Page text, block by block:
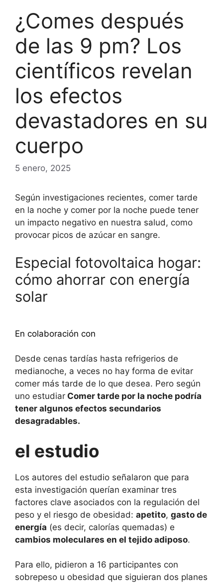
¿Comes después
de las 9 pm? Los
científicos revelan
los efectos
devastadores en su
cuerpo
5 enero, 2025
Según investigaciones recientes, comer tarde
en la noche y comer por la noche puede tener
un impacto negativo en nuestra salud, como
provocar picos de azúcar en sangre.
Especial fotovoltaica hogar:
cómo ahorrar con energía
solar
En colaboración con
Desde cenas tardías hasta refrigerios de
medianoche, a veces no hay forma de evitar
comer más tarde de lo que desea. Pero según
uno estudiar Comer tarde por la noche podría
tener algunos efectos secundarios
desagradables.
el estudio
Los autores del estudio señalaron que para
esta investigación querían examinar tres
factores clave asociados con la regulación del
peso y el riesgo de obesidad: apetito, gasto de
energía (es decir, calorías quemadas) e
cambios moleculares en el tejido adiposo.
Para ello, pidieron a 16 participantes con
sobrepeso u obesidad que siguieran dos planes